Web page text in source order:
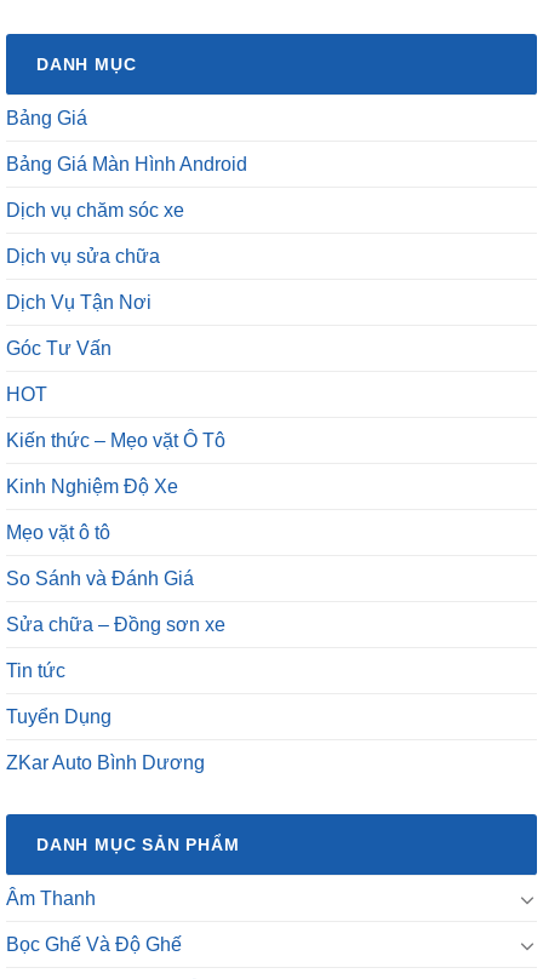
DANH MỤC
Bảng Giá
Bảng Giá Màn Hình Android
Dịch vụ chăm sóc xe
Dịch vụ sửa chữa
Dịch Vụ Tận Nơi
Góc Tư Vấn
HOT
Kiến thức – Mẹo vặt Ô Tô
Kinh Nghiệm Độ Xe
Mẹo vặt ô tô
So Sánh và Đánh Giá
Sửa chữa – Đồng sơn xe
Tin tức
Tuyển Dụng
ZKar Auto Bình Dương
DANH MỤC SẢN PHẨM
Âm Thanh
Bọc Ghế Và Độ Ghế